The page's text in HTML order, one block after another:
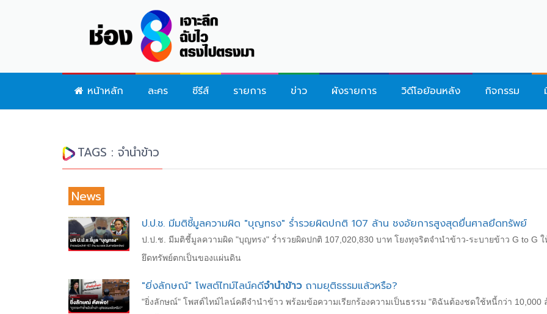
หน้าหลัก ละคร ซีรีส์ รายการ ข่าว ผังรายการ วิดีโอย้อนหลัง กิจกรรม
TAGS : จำนำข้าว
News
ป.ป.ช. มีมติชี้มูลความผิด "บุญทรง" ร่ำรวยผิดปกติ 107 ล้าน ชงอัยการสูงสุดยื่นศาลยึดทรัพย์
ป.ป.ช. มีมติชี้มูลความผิด "บุญทรง" ร่ำรวยผิดปกติ 107,020,830 บาท โยงทุจริตจำนำข้าว-ระบายข้าว G to G
ยึดทรัพย์ตกเป็นของแผ่นดิน
"ยิ่งลักษณ์" โพสต์ไทม์ไลน์คดีจำนำข้าวถามยุติธรรมแล้วหรือ?
"ยิ่งลักษณ์" โพสต์ไทม์ไลน์คดีจำนำข้าว พร้อมข้อความเรียกร้องความเป็นธรรม "ดิฉันต้องชดใช้หนี้กว่า 10,000